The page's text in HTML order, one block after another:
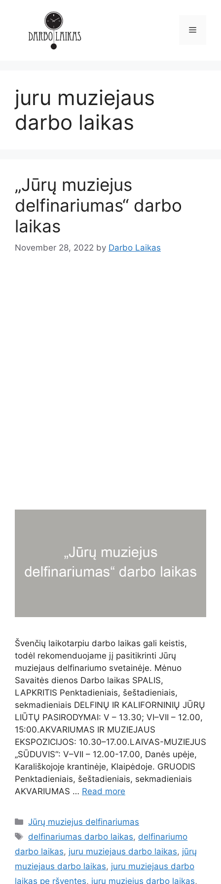
juru muziejaus
darbo laikas
„Jūrų muziejus
delfinariumas“ darbo
laikas
November 28, 2022 by Darbo Laikas
Švenčių laikotarpiu darbo laikas gali keistis,
todėl rekomenduojame jį pasitikrinti Jūrų
muziejaus delfinariumo svetainėje. Mėnuo
Savaitės dienos Darbo laikas SPALIS,
LAPKRITIS Penktadieniais, šeštadieniais,
sekmadieniais DELFINŲ IR KALIFORNINIŲ JŪRŲ
LIŪTŲ PASIRODYMAI: V – 13.30; VI–VII – 12.00,
15:00.AKVARIUMAS IR MUZIEJAUS
EKSPOZICIJOS: 10.30–17.00.LAIVAS-MUZIEJUS
„SŪDUVIS“: V–VII – 12.00-17.00, Danės upėje,
Karališkojoje krantinėje, Klaipėdoje. GRUODIS
Penktadieniais, šeštadieniais, sekmadieniais
AKVARIUMAS … Read more
Jūrų muziejus delfinariumas
delfinariumas darbo laikas, delfinariumo
darbo laikas, juru muziejaus darbo laikas, jūrų
muziejaus darbo laikas, juru muziejaus darbo
laikas pe ršventes, juru muziejus darbo laikas,